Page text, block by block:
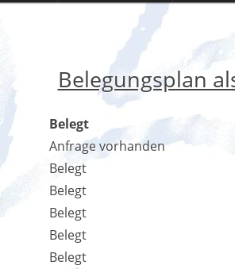
Belegungsplan
Belegt
Anfrage vorhanden
Belegt
Belegt
Belegt
Belegt
Belegt